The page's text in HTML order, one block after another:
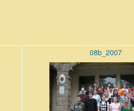
08b_2007
08b_200710_0.jpg